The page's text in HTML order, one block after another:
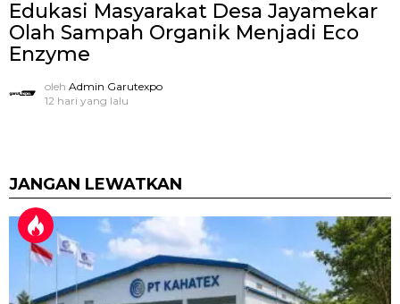
Edukasi Masyarakat Desa Jayamekar
Olah Sampah Organik Menjadi Eco
Enzyme
oleh Admin Garutexpo
12 hari yang lalu
JANGAN LEWATKAN